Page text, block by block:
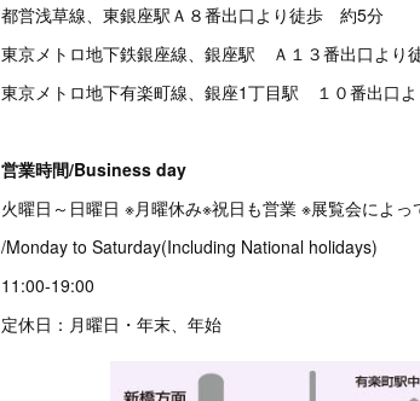
都営浅草線、東銀座駅Ａ８番出口より徒歩 約5分
東京メトロ地下鉄銀座線、銀座駅 Ａ１３番出口よ
東京メトロ地下有楽町線、銀座1丁目駅 １０番出口
営業時間/Business day
火曜日～日曜日 ※月曜休み※祝日も営業 ※展覧会によっ
/Monday to Saturday(Including National holidays)
11:00-19:00
定休日：月曜日・年末、年始